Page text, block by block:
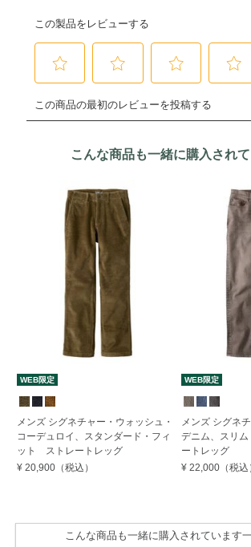
こんな商品も一緒に購入され
WEB限定
メンズ シグネチャー・ウォッシュ・
コーデュロイ、スタンダード・フィ
ット ストレートレッグ
¥ 20,900（税込）
WEB限定
メンズ シグネ
デニム、スリ
ートレッグ
¥ 22,000 （税込
こんな商品も一緒に購入されています